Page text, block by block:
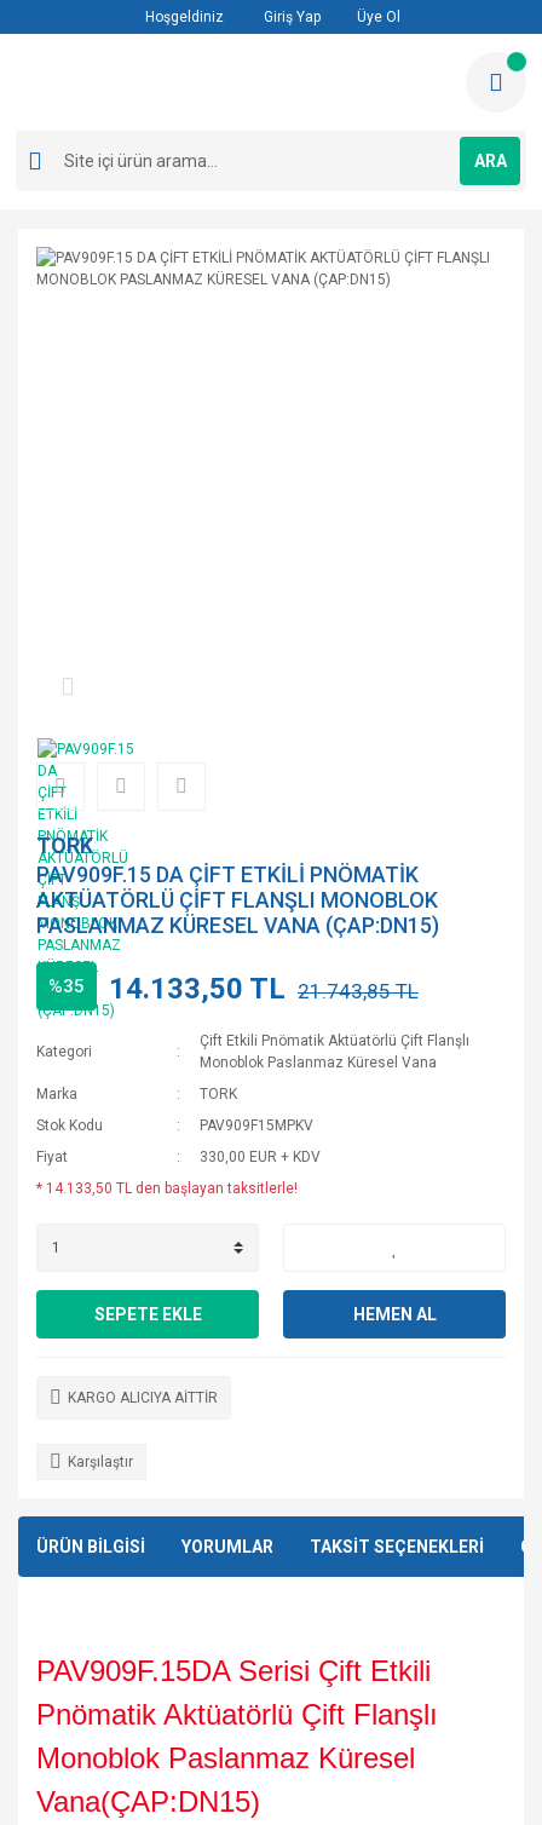
Hoşgeldiniz Giriş Yap Üye Ol
ARA
TORK
PAV909F.15 DA ÇİFT ETKİLİ PNÖMATİK
AKTÜATÖRLÜ ÇİFT FLANŞLI MONOBLOK
PASLANMAZ KÜRESEL VANA (ÇAP:DN15)
%35 14.133,50 TL 21.743,85 TL
Kategori
Çift Etkili Pnömatik Aktüatörlü Çift Flanşlı
Monoblok Paslanmaz Küresel Vana
Marka
TORK
Stok Kodu
PAV909F15MPKV
Fiyat
330,00 EUR + KDV
* 14.133,50 TL den başlayan taksitlerle!
SEPETE EKLE HEMEN AL
KARGO ALICIYA AİTTİR
Karşılaştır
ÜRÜN BİLGİSİ YORUMLAR TAKSİT SEÇENEKLERİ
PAV909F.15DA Serisi Çift Etkili
Pnömatik Aktüatörlü Çift Flanşlı
Monoblok Paslanmaz Küresel
Vana(ÇAP:DN15)